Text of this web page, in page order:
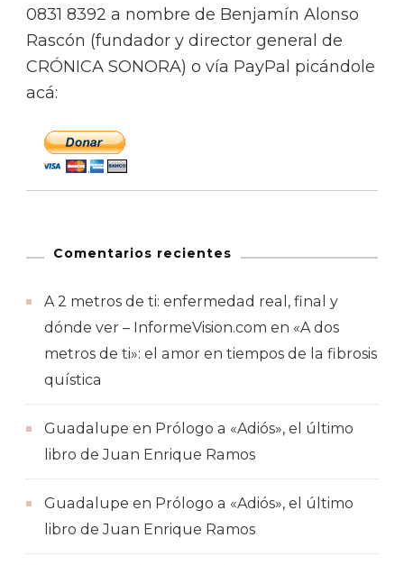
0831 8392 a nombre de Benjamín Alonso
Rascón (fundador y director general de
CRÓNICA SONORA) o vía PayPal picándole
acá:
Comentarios recientes
A 2 metros de ti: enfermedad real, final y
dónde ver – InformeVision.com en «A dos
metros de ti»: el amor en tiempos de la fibrosis
quística
Guadalupe en Prólogo a «Adiós», el último
libro de Juan Enrique Ramos
Guadalupe en Prólogo a «Adiós», el último
libro de Juan Enrique Ramos